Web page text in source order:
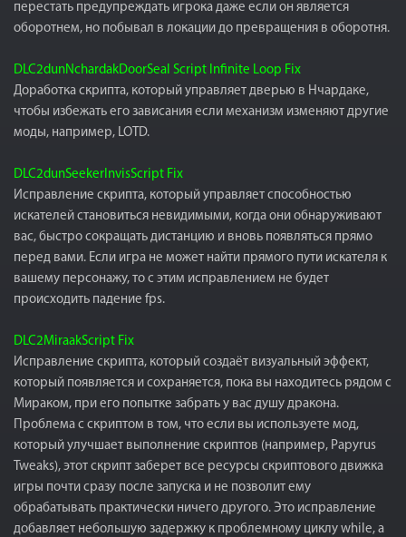
перестать предупреждать игрока даже если он является
оборотнем, но побывал в локации до превращения в оборотня.
DLC2dunNchardakDoorSeal Script Infinite Loop Fix
Доработка скрипта, который управляет дверью в Нчардаке,
чтобы избежать его зависания если механизм изменяют другие
моды, например, LOTD.
DLC2dunSeekerInvisScript Fix
Исправление скрипта, который управляет способностью
искателей становиться невидимыми, когда они обнаруживают
вас, быстро сокращать дистанцию и вновь появляться прямо
перед вами. Если игра не может найти прямого пути искателя к
вашему персонажу, то с этим исправлением не будет
происходить падение fps.
DLC2MiraakScript Fix
Исправление скрипта, который создаёт визуальный эффект,
который появляется и сохраняется, пока вы находитесь рядом с
Мираком, при его попытке забрать у вас душу дракона.
Проблема с скриптом в том, что если вы используете мод,
который улучшает выполнение скриптов (например, Papyrus
Tweaks), этот скрипт заберет все ресурсы скриптового движка
игры почти сразу после запуска и не позволит ему
обрабатывать практически ничего другого. Это исправление
добавляет небольшую задержку к проблемному циклу while, а